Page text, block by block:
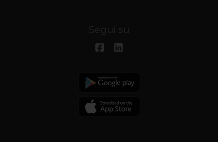
Segui su